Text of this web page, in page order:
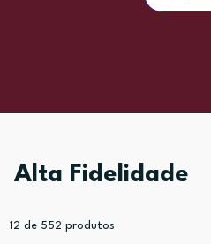
Alta Fidelidade
12 de 552 produtos